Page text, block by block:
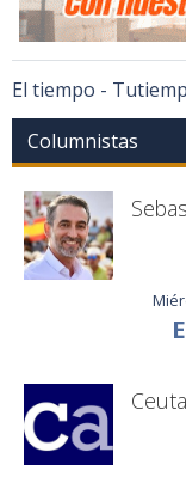
El tiempo -
Columnistas